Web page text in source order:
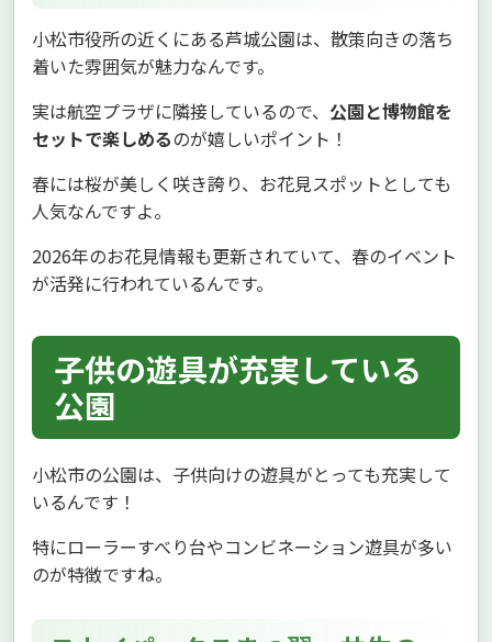
小松市役所の近くにある芦城公園は、散策向きの落ち
着いた雰囲気が魅力なんです。
実は航空プラザに隣接しているので、 公園と博物館を
セットで楽しめるのが嬉しいポイント！
春には桜が美しく咲き誇り、お花見スポットとしても
人気なんですよ。
2026年のお花見情報も更新されていて、春のイベント
が活発に行われているんです。
子供の遊具が充実している
公園
小松市の公園は、子供向けの遊具がとっても充実して
いるんです！
特にローラーすべり台やコンビネーション遊具が多い
のが特徴ですね。